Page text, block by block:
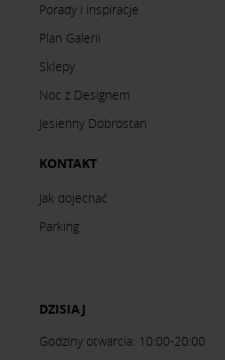
Porady i inspiracje
Plan Galerii
Sklepy
Noc z Designem
Jesienny Dobrostan
KONTAKT
Jak dojechać
Parking
DZISIAJ
Godziny otwarcia: 10:00-20:00